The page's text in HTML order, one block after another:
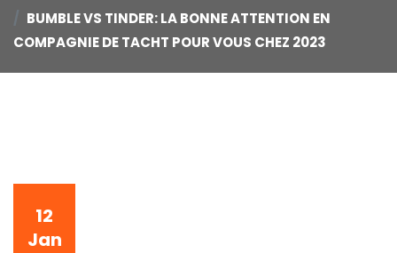
BUMBLE VS TINDER: LA BONNE ATTENTION EN
COMPAGNIE DE TACHT POUR VOUS CHEZ 2023
12
Jan